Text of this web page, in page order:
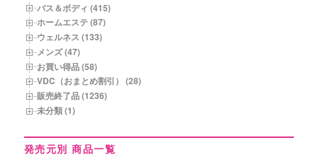
バス＆ボディ (415)
ホームエステ (87)
ウェルネス (133)
メンズ (47)
お買い得品 (58)
VDC（おまとめ割引） (28)
販売終了品 (1236)
未分類 (1)
発売元別 商品一覧